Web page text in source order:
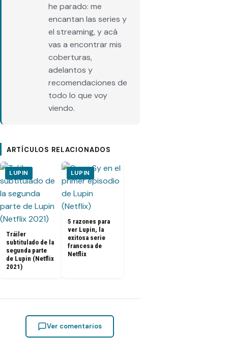
he parado: me
encantan las series y
el streaming, y acá
vas a encontrar mis
coberturas,
adelantos y
recomendaciones de
todo lo que voy
viendo.
ARTÍCULOS RELACIONADOS
LUPIN
Tráiler
subtitulado de la
segunda parte
de Lupin (Netflix
2021)
LUPIN
5 razones para
ver Lupin, la
exitosa serie
francesa de
Netflix
Ver comentarios